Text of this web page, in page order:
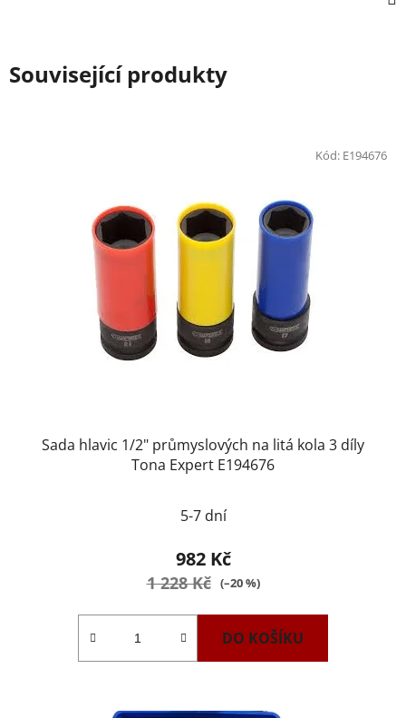
Související produkty
Sada hlavic 1/2" průmyslových na litá kola 3 díly
Tona Expert E194676
5-7 dní
982 Kč
1 228 Kč (–20 %)
DO KOŠÍKU
Kód: E194676